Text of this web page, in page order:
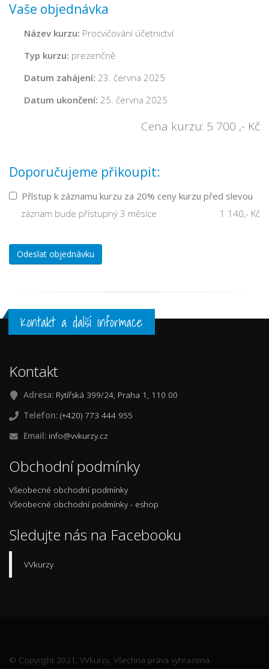
Vaše objednávka
Název kurzu: Procvičování účetnictví
Typ kurzu: prezenčně
Datum zahájení: 23. června 2025
Datum ukončení: 25. června 2025
Cena kurzu: 5 700 ,- Kč
Doporučujeme přikoupit:
Přístup k záznamu kurzu za 20% ceny kurzu před slevou
1 140,- Kč
záznam bude přístupný 3 měsíce
Odeslat objednávku
Kontakt a další informace
Kontakt
Adresa: Rytířská 399/24, Praha 1, 110 00
Telefon: (+420) 773 444 955
Email: info@vvkurzy.cz
Obchodní podmínky
Všeobecné obchodní podmínky
Všeobecné obchodní podmínky - eshop
Sledujte nás na Facebooku
VVkurzy
© Copyright 2021, VVkurzy. Všechna práva vyhrazena.